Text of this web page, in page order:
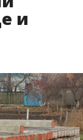
работы
города в
события.
Северном
новых